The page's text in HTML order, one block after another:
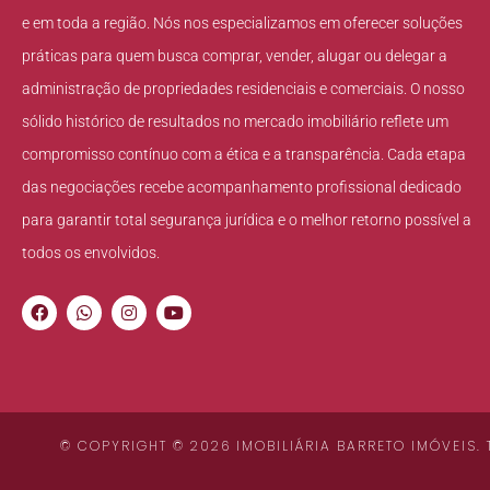
e em toda a região. Nós nos especializamos em oferecer soluções
práticas para quem busca comprar, vender, alugar ou delegar a
administração de propriedades residenciais e comerciais. O nosso
sólido histórico de resultados no mercado imobiliário reflete um
compromisso contínuo com a ética e a transparência. Cada etapa
das negociações recebe acompanhamento profissional dedicado
para garantir total segurança jurídica e o melhor retorno possível a
todos os envolvidos.
© COPYRIGHT © 2026 IMOBILIÁRIA BARRETO IMÓVEIS.